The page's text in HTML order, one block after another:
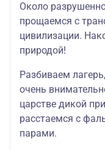
Около
прощаемся с
цивилизации.
природой!
Разбиваем
очень
царстве дикой
расстаемся с
парами.